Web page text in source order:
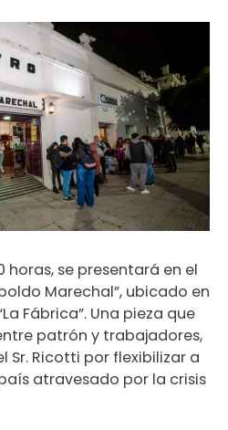
horas, se presentará en el
Marechal”, ubicado en
Fábrica”. Una pieza que
patrón y trabajadores,
Sr. Ricotti por flexibilizar a
atravesado por la crisis